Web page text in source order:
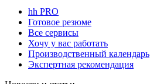
hh PRO
Готовое резюме
Все сервисы
Хочу у вас работать
Производственный календарь
Экспертная рекомендация